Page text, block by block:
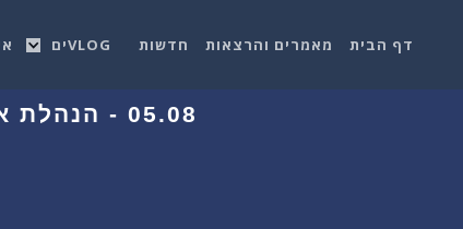
דף הבית מאמרים והרצאות חדשות VLOGים
05.08 - הנהלת אוויה העולמית בוחנת טכנולוגיות מובילות בתחום ה AI בישראל